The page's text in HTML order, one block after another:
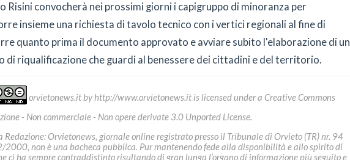
Risini convocherà nei prossimi giorni i capigruppo di minoranza per
insieme una richiesta di tavolo tecnico con i vertici regionali al fine di
quanto prima il documento approvato e avviare subito l'elaborazione di un
di riqualificazione che guardi al benessere dei cittadini e del territorio.
orvietonews.itby http://www.orvietonews.itis licensed under a Creative Commons
- Non commerciale - Non opere derivate 3.0 Unported License.
Redazione: Orvietonews, giornale online registrato presso il Tribunale di Orvieto (TR) nr. 94
non è una bacheca pubblica. Pur mantenendo fede alla disponibilità e allo spirito di
ci ha sempre contraddistinto risultando di gran lunga l’organo di informazione più seguito e